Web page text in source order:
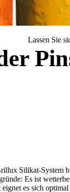
Lassen Sie
Silikat-System
Es ist
es sich